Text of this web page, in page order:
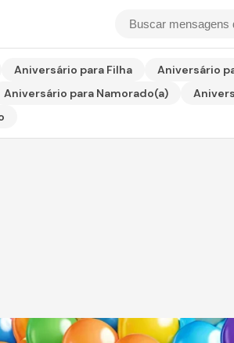
Aniversário para Filha Aniversário
Aniversário para Namorado(a)